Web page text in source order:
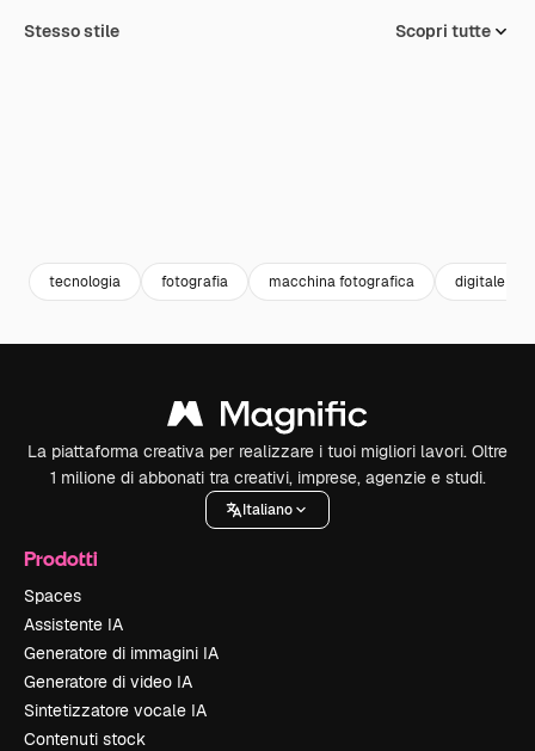
Stesso stile Scopri tutte
tecnologia fotografia macchina fotografica digitale
La piattaforma creativa per realizzare i tuoi migliori lavori. Oltre
1 milione di abbonati tra creativi, imprese, agenzie e studi.
Italiano
Prodotti
Spaces
Assistente IA
Generatore di immagini IA
Generatore di video IA
Sintetizzatore vocale IA
Contenuti stock